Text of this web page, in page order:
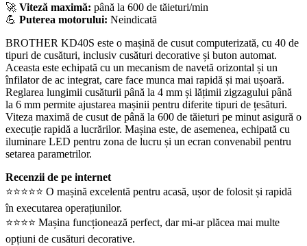
🚀 Viteză maximă: până la 600 de tăieturi/min
💪 Puterea motorului: Neindicată
BROTHER KD40S este o mașină de cusut computerizată, cu 40 de
tipuri de cusături, inclusiv cusături decorative și buton automat.
Aceasta este echipată cu un mecanism de navetă orizontal și un
înfilator de ac integrat, care face munca mai rapidă și mai ușoară.
Reglarea lungimii cusăturii până la 4 mm și lățimii zigzagului până
la 6 mm permite ajustarea mașinii pentru diferite tipuri de țesături.
Viteza maximă de cusut de până la 600 de tăieturi pe minut asigură o
execuție rapidă a lucrărilor. Mașina este, de asemenea, echipată cu
iluminare LED pentru zona de lucru și un ecran convenabil pentru
setarea parametrilor.
Recenzii de pe internet
⭐️⭐️⭐️⭐️⭐️ O mașină excelentă pentru acasă, ușor de folosit și rapidă
în executarea operațiunilor.
⭐️⭐️⭐️⭐️ Mașina funcționează perfect, dar mi-ar plăcea mai multe
opțiuni de cusături decorative.